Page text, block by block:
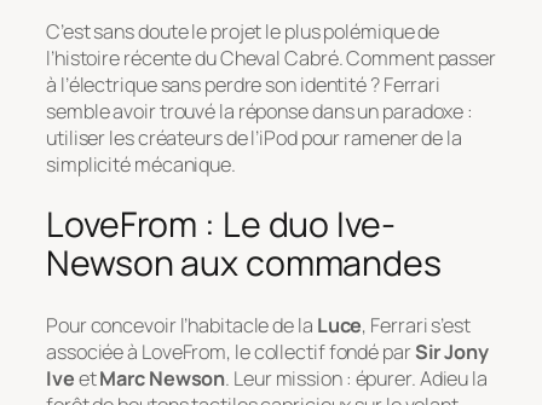
C’est sans doute le projet le plus polémique de
l’histoire récente du Cheval Cabré. Comment passer
à l’électrique sans perdre son identité ? Ferrari
semble avoir trouvé la réponse dans un paradoxe :
utiliser les créateurs de l’iPod pour ramener de la
simplicité mécanique.
LoveFrom : Le duo Ive-
Newson aux commandes
Pour concevoir l’habitacle de la Luce, Ferrari s’est
associée à LoveFrom, le collectif fondé parSir Jony
IveetMarc Newson. Leur mission : épurer. Adieu la